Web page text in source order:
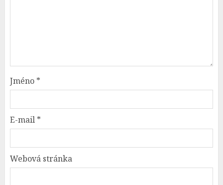
Jméno *
E-mail *
Webová stránka